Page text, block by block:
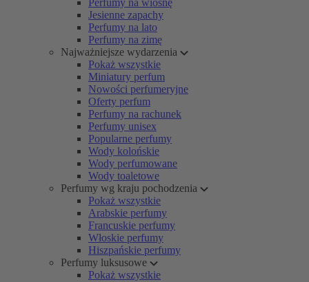
Perfumy na wiosnę
Jesienne zapachy
Perfumy na lato
Perfumy na zimę
Najważniejsze wydarzenia
Pokaż wszystkie
Miniatury perfum
Nowości perfumeryjne
Oferty perfum
Perfumy na rachunek
Perfumy unisex
Popularne perfumy
Wody kolońskie
Wody perfumowane
Wody toaletowe
Perfumy wg kraju pochodzenia
Pokaż wszystkie
Arabskie perfumy
Francuskie perfumy
Włoskie perfumy
Hiszpańskie perfumy
Perfumy luksusowe
Pokaż wszystkie